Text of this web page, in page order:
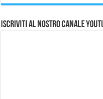
Iscriviti al nostro Canale